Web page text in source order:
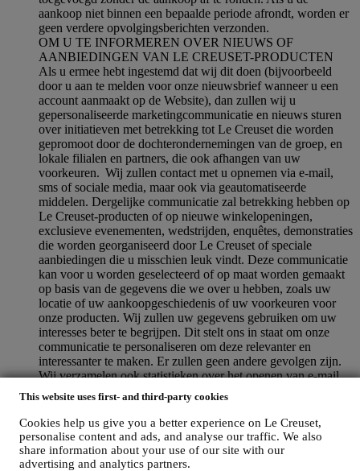
This website uses first- and third-party cookies
Cookies help us give you a better experience on Le Creuset,
personalise content and ads, and analyse our traffic. We also
share information about your use of our site with our
advertising and analytics partners.
aankoop niet binnen een bepaalde periode afrondt, worden er
geen verdere opvolgingsberichten verzonden.
OM U TE INFORMEREN OVER NIEUWS OF
AANBIEDINGEN VAN LE CREUSET-PRODUCTEN
Als u ermee hebt ingestemd dat wij dit doen (bijvoorbeeld
door u aan te melden voor onze nieuwsbrief wanneer u een
account aanmaakt op de Website), dan zullen wij u
gepersonaliseerde marketingcommunicatie en nieuws sturen
over initiatieven met betrekking tot Le Creuset die worden
gepromoot door de dochterondernemingen van de groep, en
lokale filialen en partners, die ook afhangen van uw
voorkeuren. Wij zullen contact met u opnemen via e-mail,
sms of sociale media, maar ook via geautomatiseerde
middelen. Dergelijke communicatie zal betrekking hebben op
Le Creuset-producten of op nieuwe winkelopeningen,
exclusieve evenementen, wedstrijden, enquêtes, demonstraties
die worden georganiseerd door Le Creuset of speciale
aanbiedingen die u misschien leuk vindt. Deze communicatie
kan voor u worden geselecteerd of op maat worden gemaakt
op basis van de gegevens die we over u hebben, zoals uw
locatie of uw aankoopgeschiedenis of uw voorkeuren voor
onze producten. Wij zullen uw gegevens gebruiken om uw
interesses beter te begrijpen. Dit stelt ons in staat om onze
communicatie te personaliseren om deze relevanter en
interessanter te maken. Er zullen geen andere gevolgen zijn.
Wij verzamelen ook statistieken over het openen van e-mail
en klikgedrag met behulp van de in de sector gangbare
technologieën om ons te helpen onze nieuwsbrieven te
volgen. Deze verwerking is gebaseerd op uw toestemming
om gepersonaliseerde marketingcommunicatie van ons te
ontvangen. De keuze om aan te melden kan worden
uitgeoefend op de plaatsen waar persoonsgegevens worden